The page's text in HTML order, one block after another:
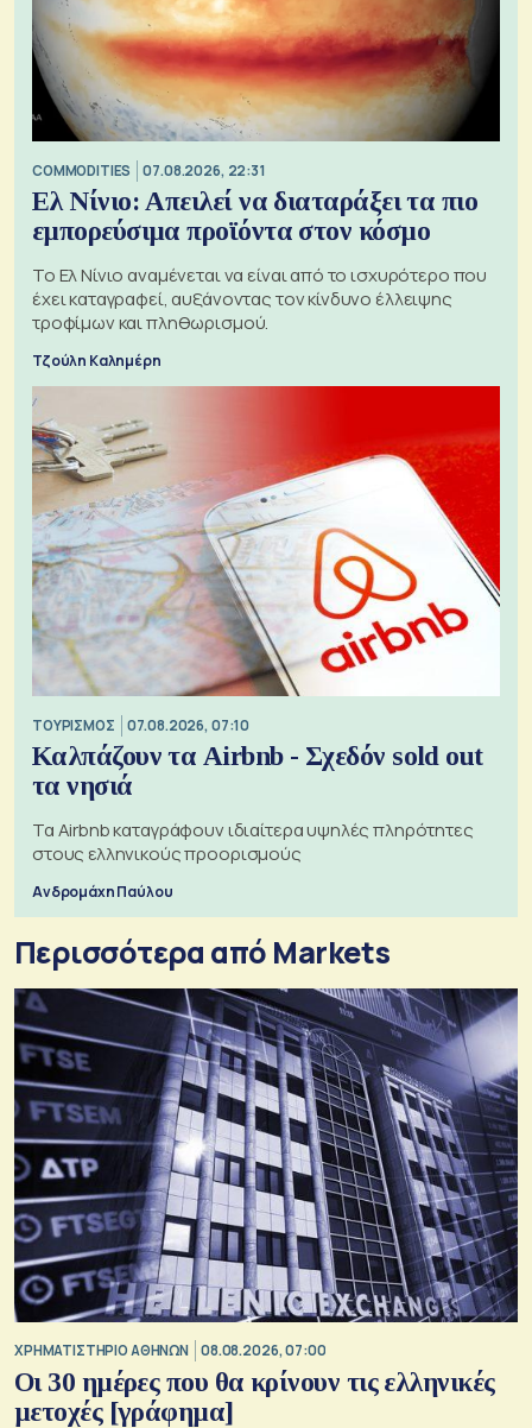
COMMODITIES 07.08.2026, 22:31
Ελ Νίνιο: Απειλεί να διαταράξει τα πιο
εμπορεύσιμα προϊόντα στον κόσμο
Το Ελ Νίνιο αναμένεται να είναι από το ισχυρότερο που
έχει καταγραφεί, αυξάνοντας τον κίνδυνο έλλειψης
τροφίμων και πληθωρισμού.
Τζούλη Καλημέρη
ΤΟΥΡΙΣΜΟΣ 07.08.2026, 07:10
Καλπάζουν τα Airbnb - Σχεδόν sold out
τα νησιά
Τα Airbnb καταγράφουν ιδιαίτερα υψηλές πληρότητες
στους ελληνικούς προορισμούς
Ανδρομάχη Παύλου
Περισσότερα από Markets
XΡΗΜΑΤΙΣΤΗΡΙΟ ΑΘΗΝΩΝ 08.08.2026, 07:00
Οι 30 ημέρες που θα κρίνουν τις ελληνικές
μετοχές [γράφημα]